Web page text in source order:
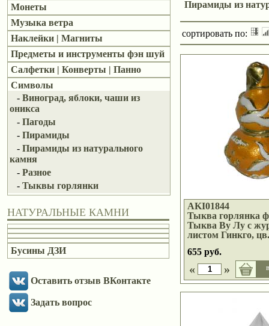
Монеты
Музыка ветра
Наклейки | Магниты
Предметы и инструменты фэн шуй
Салфетки | Конверты | Панно
Символы
- Виноград, яблоки, чаши из
оникса
- Пагоды
- Пирамиды
- Пирамиды из натурального
камня
- Разное
- Тыквы горлянки
НАТУРАЛЬНЫЕ КАМНИ
Бусины ДЗИ
Оставить отзыв ВКонтакте
Задать вопрос
Пирамиды из
сортировать по:
AKI01844
Тыква горлянка
Тыква Ву Лу с
листом Гинкго,
655 руб.
« »